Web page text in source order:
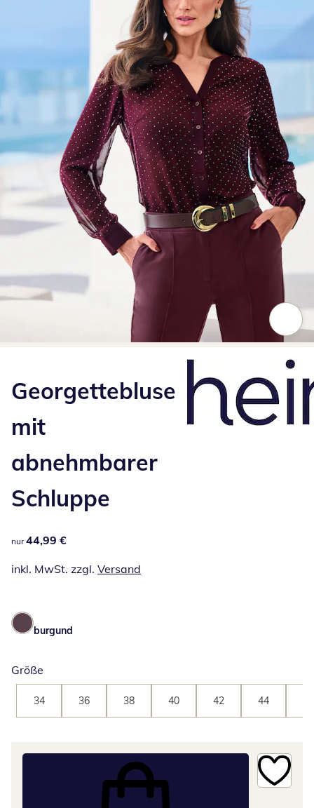
Georgettebluse
mit
abnehmbarer
Schluppe
44,99 €
nur 44,99 €
inkl. MwSt. zzgl. Versand
burgund
Größe
34 36 38 40 42 44